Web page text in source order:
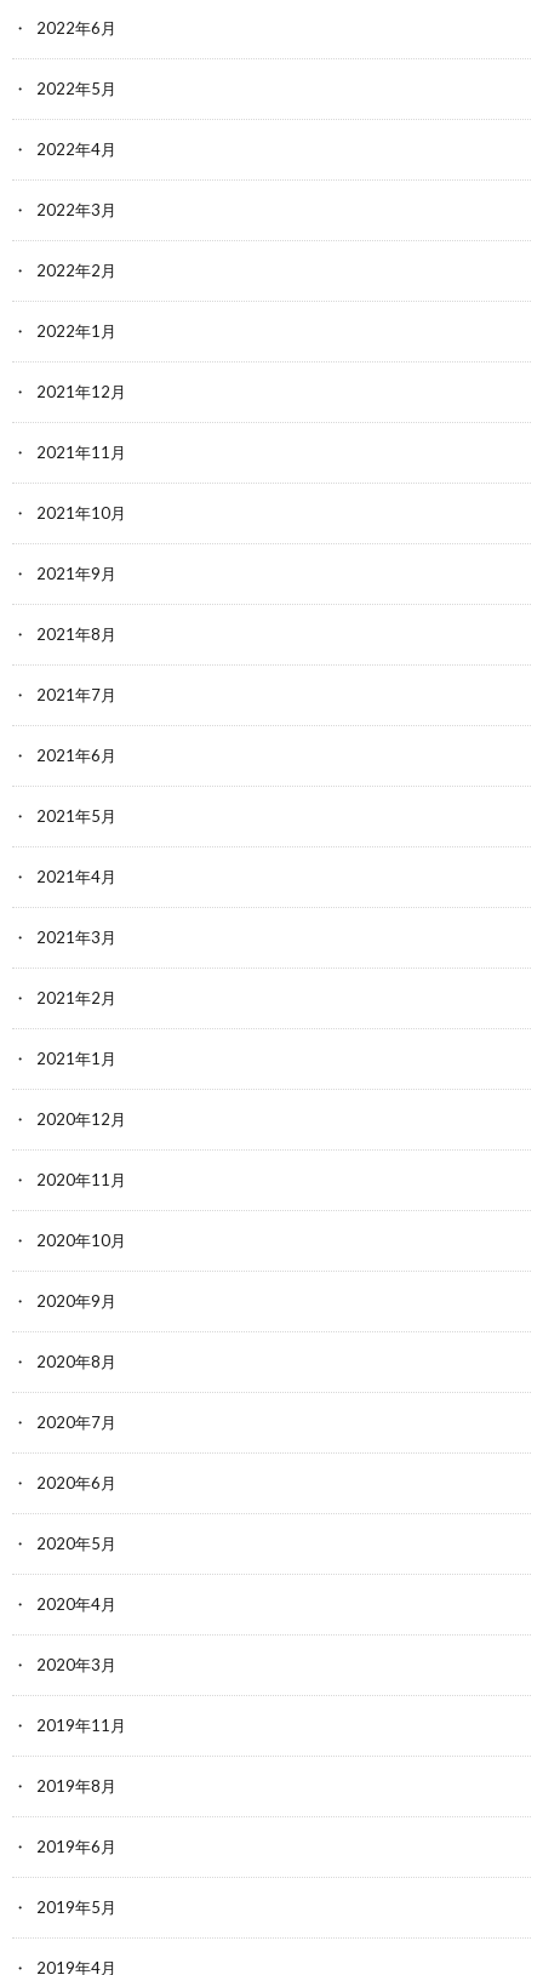
2022年6月
2022年5月
2022年4月
2022年3月
2022年2月
2022年1月
2021年12月
2021年11月
2021年10月
2021年9月
2021年8月
2021年7月
2021年6月
2021年5月
2021年4月
2021年3月
2021年2月
2021年1月
2020年12月
2020年11月
2020年10月
2020年9月
2020年8月
2020年7月
2020年6月
2020年5月
2020年4月
2020年3月
2019年11月
2019年8月
2019年6月
2019年5月
2019年4月